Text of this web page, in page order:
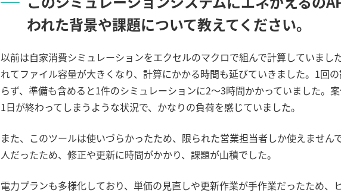
われた背景や課題について教えてください。
以前は自家消費シミュレーションをエクセルのマクロで組んで計算していまし
れてファイル容量が大きくなり、計算にかかる時間も延びていきました。 1回
らず、準備も含めると1件のシミュレーションに2〜3時間かかっていました。
1日が終わってしまうような状況で、かなりの負荷を感じていました。
また、このツールは使いづらかったため、限られた営業担当者しか使えません
人だったため、修正や更新に時間がかかり、課題が山積でした。
電力プランも多様化しており、単価の見直しや更新作業が手作業だったため、